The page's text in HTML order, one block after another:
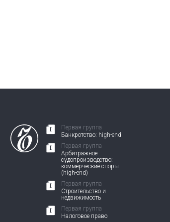
Первая группа
Банкротство: high-end
Первая группа
Арбитражное
судопроизводство:
коммерческие споры
(high-end)
Первая группа
Строительство и
недвижимость
Первая группа
Налоговое право